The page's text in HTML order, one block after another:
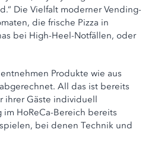
Die Vielfalt moderner Vending-
die frische Pizza in
bei High-Heel-Notfällen, oder
Produkte wie aus
All das ist bereits
ihrer Gäste individuell
HoReCa-Bereich bereits
bei denen Technik und